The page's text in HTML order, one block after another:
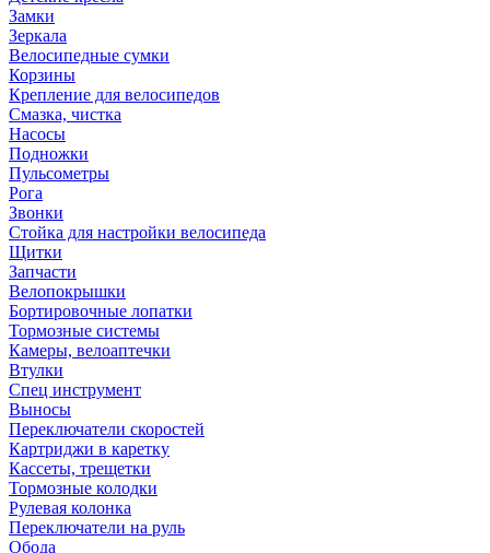
Замки
Зеркала
Велосипедные сумки
Корзины
Крепление для велосипедов
Смазка, чистка
Насосы
Подножки
Пульсометры
Рога
Звонки
Стойка для настройки велосипеда
Щитки
Запчасти
Велопокрышки
Бортировочные лопатки
Тормозные системы
Камеры, велоаптечки
Втулки
Спец инструмент
Выносы
Переключатели скоростей
Картриджи в каретку
Кассеты, трещетки
Тормозные колодки
Рулевая колонка
Переключатели на руль
Обода